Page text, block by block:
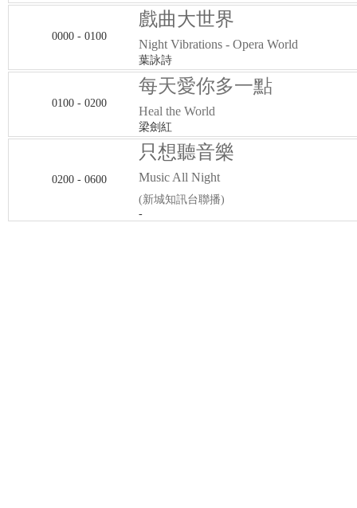
0000 - 0100
戲曲大世界
Night Vibrations - Opera World
葉詠詩
0100 - 0200
每天愛你多一點
Heal the World
梁劍紅
0200 - 0600
只想聽音樂
Music All Night
(新城知訊台聯播)
-